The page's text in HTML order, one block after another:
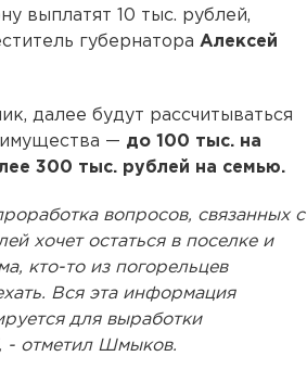
выплатят 10 тыс. рублей,
губернатора Алексей
далее будут рассчитываться
— до 100 тыс. на
300 тыс. рублей на семью.
вопросов, связанных с
хочет остаться в поселке и
кто-то из погорельцев
Вся эта информация
для выработки
- отметил Шмыков.